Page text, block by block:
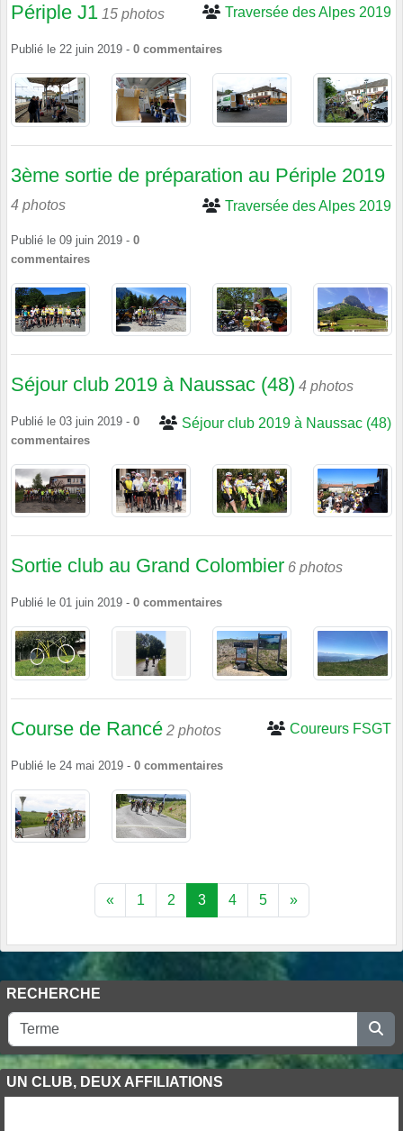
Périple J1 15 photos Traversée des Alpes 2019
Publié le 22 juin 2019 - 0 commentaires
3ème sortie de préparation au Périple 2019
4 photos Traversée des Alpes 2019
Publié le 09 juin 2019 - 0
commentaires
Séjour club 2019 à Naussac (48) 4 photos
Séjour club 2019 à Naussac (48)
Publié le 03 juin 2019 - 0
commentaires
Sortie club au Grand Colombier 6 photos
Publié le 01 juin 2019 - 0 commentaires
Course de Rancé 2 photos Coureurs FSGT
Publié le 24 mai 2019 - 0 commentaires
« 1 2 3 4 5 »
RECHERCHE
UN CLUB, DEUX AFFILIATIONS